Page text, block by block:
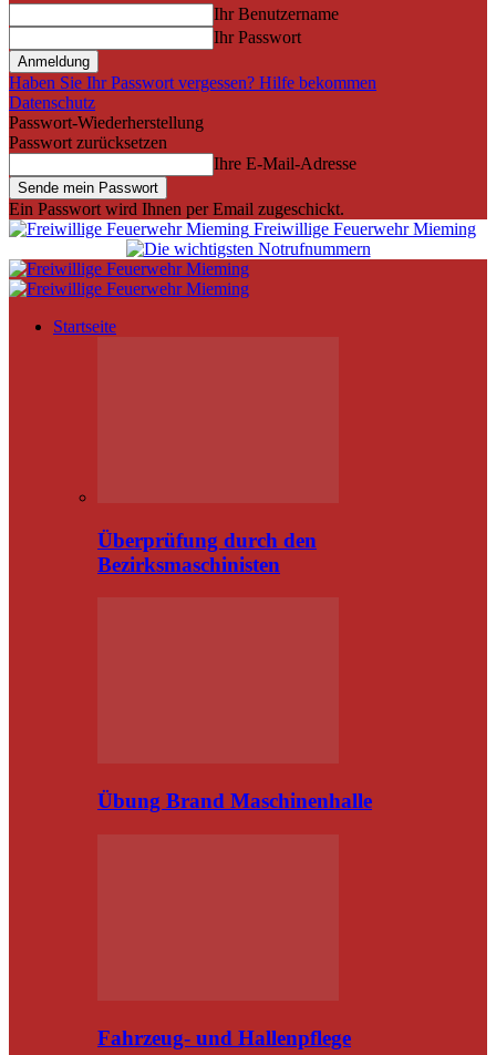
Ihr Benutzername
Ihr Passwort
Haben Sie Ihr Passwort vergessen? Hilfe bekommen
Datenschutz
Passwort-Wiederherstellung
Passwort zurücksetzen
Ihre E-Mail-Adresse
Ein Passwort wird Ihnen per Email zugeschickt.
Freiwillige Feuerwehr Mieming
Startseite
Überprüfung durch den
Bezirksmaschinisten
Übung Brand Maschinenhalle
Fahrzeug- und Hallenpflege